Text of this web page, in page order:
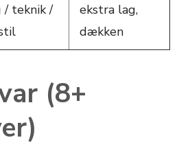
/ teknik /
ekstra lag,
dækken
(8+